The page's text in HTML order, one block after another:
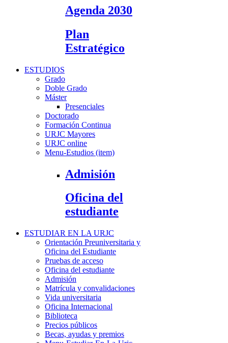
Agenda 2030
Plan
Estratégico
ESTUDIOS
Grado
Doble Grado
Máster
Presenciales
Doctorado
Formación Continua
URJC Mayores
URJC online
Menu-Estudios (item)
Admisión
Oficina del
estudiante
ESTUDIAR EN LA URJC
Orientación Preuniversitaria y
Oficina del Estudiante
Pruebas de acceso
Oficina del estudiante
Admisión
Matrícula y convalidaciones
Vida universitaria
Oficina Internacional
Biblioteca
Precios públicos
Becas, ayudas y premios